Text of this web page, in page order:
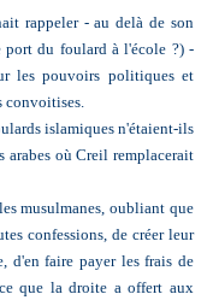
rappeler - au delà de son
port du foulard à l'école ?) -
les pouvoirs politiques et
convoitises.
islamiques n'étaient-ils
où Creil remplacerait
musulmanes, oubliant que
confessions, de créer leur
d'en faire payer les frais de
que la droite a offert aux